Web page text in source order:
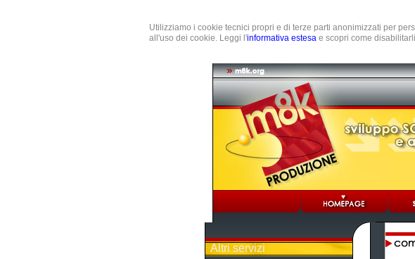
Utilizziamo i cookie tecnici propri e di terze parti anonimizzati per
all'uso dei cookie. Leggi l'informativa estesa e scopri come
Altri servizi